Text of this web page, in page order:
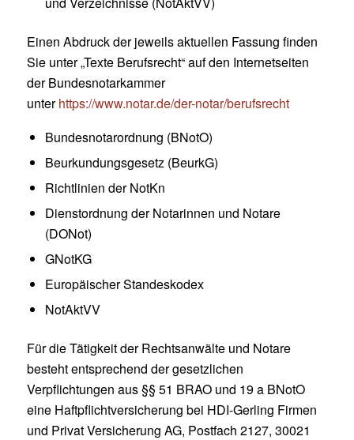
Einen Abdruck der jeweils aktuellen Fassung finden
Sie unter „Texte Berufsrecht“ auf den Internetseiten
der Bundesnotarkammer
unterhttps://www.notar.de/der-notar/berufsrecht
Bundesnotarordnung (BNotO)
Beurkundungsgesetz (BeurkG)
Richtlinien der NotKn
Dienstordnung der Notarinnen und Notare
(DONot)
GNotKG
Europäischer Standeskodex
NotAktVV
Für die Tätigkeit der Rechtsanwälte und Notare
besteht entsprechend der gesetzlichen
Verpflichtungen aus §§ 51 BRAO und 19 a BNotO
eine Haftpflichtversicherung bei HDI-Gerling Firmen
und Privat Versicherung AG, Postfach 2127, 30021